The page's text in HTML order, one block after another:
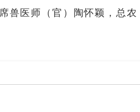
兽医师（官）陶怀颖，总农